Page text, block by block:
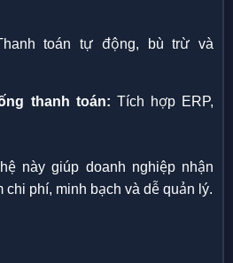
toán tự động, bù trừ và
thanh toán: Tích hợp ERP,
này giúp doanh nghiệp nhận
chi phí, minh bạch và dễ quản lý.